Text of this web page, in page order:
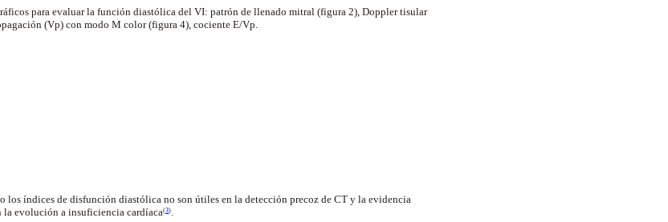
para evaluar la función diastólica del VI: patrón de llenado mitral (figura 2), Doppler tisular
(Vp) con modo M color (figura 4), cociente E/Vp.
los índices de disfunción diastólica no son útiles en la detección precoz de CT y la evidencia
la evolución a insuficiencia cardíaca(3)